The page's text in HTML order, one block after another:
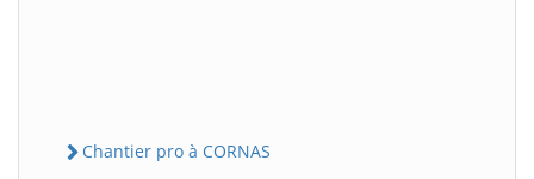
Chantier pro à CORNAS